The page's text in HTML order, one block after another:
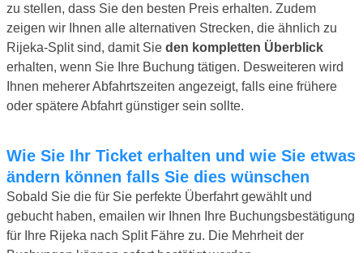
zu stellen, dass Sie den besten Preis erhalten. Zudem
zeigen wir Ihnen alle alternativen Strecken, die ähnlich zu
Rijeka-Split sind, damit Sie den kompletten Überblick
erhalten, wenn Sie Ihre Buchung tätigen. Desweiteren wird
Ihnen meherer Abfahrtszeiten angezeigt, falls eine frühere
oder spätere Abfahrt günstiger sein sollte.
Wie Sie Ihr Ticket erhalten und wie Sie etwas
ändern können falls Sie dies wünschen
Sobald Sie die für Sie perfekte Überfahrt gewählt und
gebucht haben, emailen wir Ihnen Ihre Buchungsbestätigung
für Ihre Rijeka nach Split Fähre zu. Die Mehrheit der